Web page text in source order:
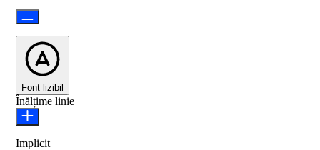
Font lizibil
Înălțime linie
Implicit